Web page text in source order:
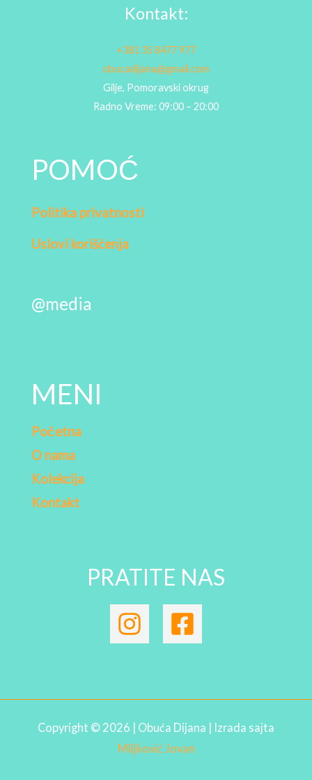
Kontakt:
+381 35 8477 977
obucadijana@gmail.com
Gilje, Pomoravski okrug
Radno Vreme: 09:00 – 20:00
POMOĆ
Politika privatnosti
Uslovi korišćenja
@media
MENI
Početna
O nama
Kolekcija
Kontakt
PRATITE NAS
Copyright © 2026 | Obuća Dijana | Izrada sajta
Miljković Jovan